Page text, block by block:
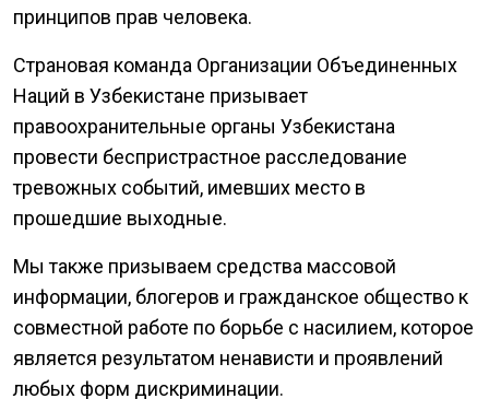
принципов прав человека.
Страновая команда Организации Объединенных
Наций в Узбекистане призывает
правоохранительные органы Узбекистана
провести беспристрастное расследование
тревожных событий, имевших место в
прошедшие выходные.
Мы также призываем средства массовой
информации, блогеров и гражданское общество к
совместной работе по борьбе с насилием, которое
является результатом ненависти и проявлений
любых форм дискриминации.